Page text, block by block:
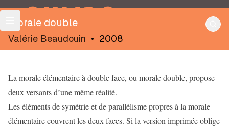
OULIPO
Morale double
Valérie Beaudouin • 2008
La morale élémentaire à double face, ou morale double, propose
deux versants d’une même réalité.
Les éléments de symétrie et de parallélisme propres à la morale
élémentaire couvrent les deux faces. Si la version imprimée oblige